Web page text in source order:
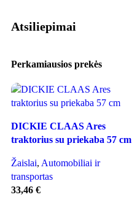
Atsiliepimai
Perkamiausios prekės
DICKIE CLAAS Ares
traktorius su priekaba 57 cm
Žaislai, Automobiliai ir
transportas
33,46 €